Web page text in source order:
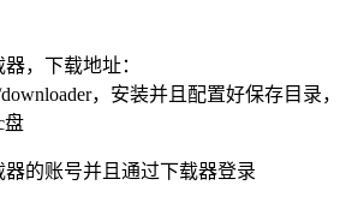
，下载地址：
，安装并且配置好保存目录，
盘
的账号并且通过下载器登录